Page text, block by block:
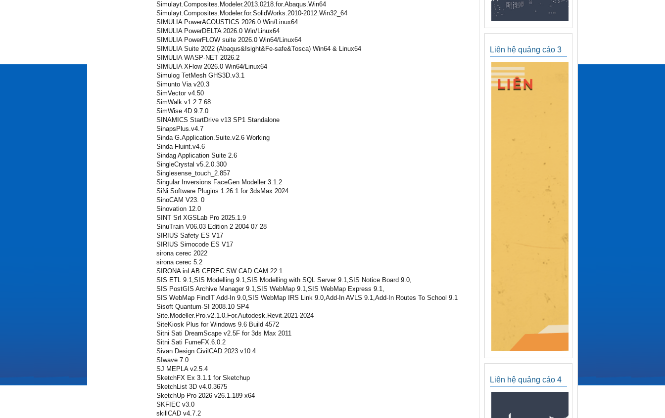
Simulayt.Composites.Modeler.2013.0218.for.Abaqus.Win64
Simulayt.Composites.Modeler.for.SolidWorks.2010-2012.Win32_64
SIMULIA PowerACOUSTICS 2026.0 Win/Linux64
SIMULIA PowerDELTA 2026.0 Win/Linux64
SIMULIA PowerFLOW suite 2026.0 Win64/Linux64
SIMULIA Suite 2022 (Abaqus&Isight&Fe-safe&Tosca) Win64 & Linux64
SIMULIA WASP-NET 2026.2
SIMULIA XFlow 2026.0 Win64/Linux64
Simulog TetMesh GHS3D.v3.1
Simunto Via v20.3
SimVector v4.50
SimWalk v1.2.7.68
SimWise 4D 9.7.0
SINAMICS StartDrive v13 SP1 Standalone
SinapsPlus.v4.7
Sinda G.Application.Suite.v2.6 Working
Sinda-Fluint.v4.6
Sindag Application Suite 2.6
SingleCrystal v5.2.0.300
Singlesense_touch_2.857
Singular Inversions FaceGen Modeller 3.1.2
SiNi Software Plugins 1.26.1 for 3dsMax 2024
SinoCAM V23. 0
Sinovation 12.0
SINT Srl XGSLab Pro 2025.1.9
SinuTrain V06.03 Edition 2 2004 07 28
SIRIUS Safety ES V17
SIRIUS Simocode ES V17
sirona cerec 2022
sirona cerec 5.2
SIRONA inLAB CEREC SW CAD CAM 22.1
SIS ETL 9.1,SIS Modelling 9.1,SIS Modelling with SQL Server 9.1,SIS Notice Board 9.0,
SIS PostGIS Archive Manager 9.1,SIS WebMap 9.1,SIS WebMap Express 9.1,
SIS WebMap FindIT Add-In 9.0,SIS WebMap IRS Link 9.0,Add-In AVLS 9.1,Add-In Routes To School 9.1
Sisoft Quantum-SI 2008.10 SP4
Site.Modeller.Pro.v2.1.0.For.Autodesk.Revit.2021-2024
SiteKiosk Plus for Windows 9.6 Build 4572
Sitni Sati DreamScape v2.5F for 3ds Max 2011
Sitni Sati FumeFX.6.0.2
Sivan Design CivilCAD 2023 v10.4
SIwave 7.0
SJ MEPLA v2.5.4
SketchFX Ex 3.1.1 for Sketchup
SketchList 3D v4.0.3675
SketchUp Pro 2026 v26.1.189 x64
SKFIEC v3.0
skillCAD v4.7.2
Liên hệ quảng cáo 3
Liên hệ quảng cáo 4